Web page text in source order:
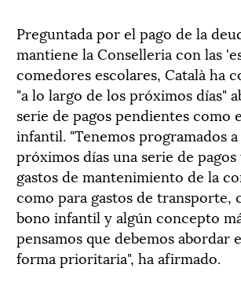
Preguntada por el pago de la
mantiene la Conselleria con las
comedores escolares, Català ha
"a lo largo de los próximos días"
serie de pagos pendientes como
infantil. "Tenemos programados
próximos días una serie de
gastos de mantenimiento de la
como para gastos de transporte,
bono infantil y algún concepto
pensamos que debemos abordar
forma prioritaria", ha afirmado.